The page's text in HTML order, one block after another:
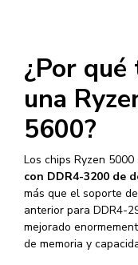
¿Por
una
5600?
Los chips Ryzen 5000
con DDR4-3200 de
más que el soporte
anterior para DDR4-
mejorado
de memoria y